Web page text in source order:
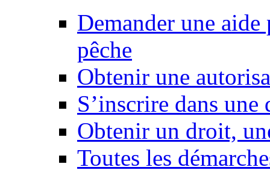
Demander une
pêche
Obtenir une
S’inscrire dans une
Obtenir un droit,
Toutes les